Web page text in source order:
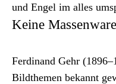
und Engel im alles
Keine Massenware
Fer­di­nand Gehr
Bildthe­men bekan­nt